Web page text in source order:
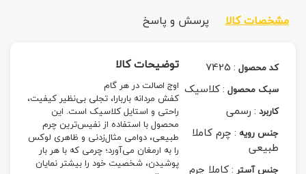
مشخصات کالا پرسش و پاسخ
کد محصول :
7425
سبک محصول :کلاسیک
کاربرد :رسمی
جنس رویه :چرم کاملا
طبیعی
جنس آستر :کاملا چرم
توضیحات کالا
اوج اصالت در هر گام
کفش مردانه باربارا، تجلی بی‌نظیر کیفیت،
راحتی و استایل کلاسیک است. این
محصول با استفاده از نفیس‌ترین چرم
طبیعی، دوامی مثال‌زدنی و ظاهری لوکس
را به ارمغان می‌آورد؛ چرمی که با هر بار
پوشیدن، شخصیت خود را بیشتر نمایان